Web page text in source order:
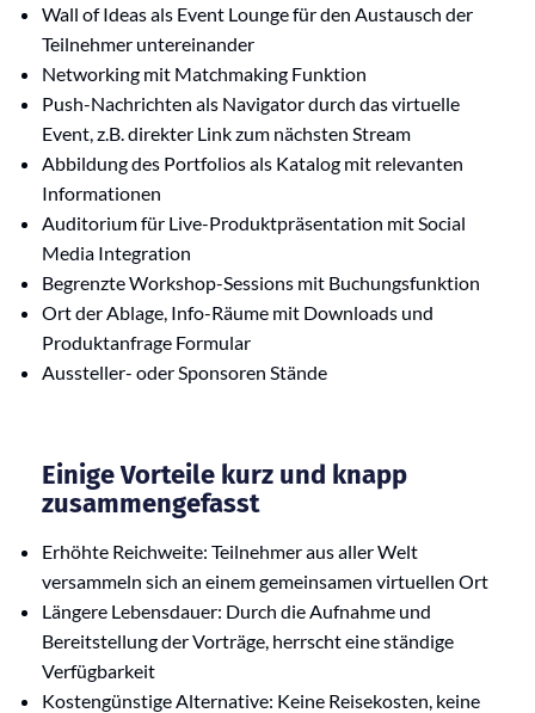
Wall of Ideas als Event Lounge für den Austausch der
Teilnehmer untereinander
Networking mit Matchmaking Funktion
Push-Nachrichten als Navigator durch das virtuelle
Event, z.B. direkter Link zum nächsten Stream
Abbildung des Portfolios als Katalog mit relevanten
Informationen
Auditorium für Live-Produktpräsentation mit Social
Media Integration
Begrenzte Workshop-Sessions mit Buchungsfunktion
Ort der Ablage, Info-Räume mit Downloads und
Produktanfrage Formular
Aussteller- oder Sponsoren Stände
Einige Vorteile kurz und knapp
zusammengefasst
Erhöhte Reichweite: Teilnehmer aus aller Welt
versammeln sich an einem gemeinsamen virtuellen Ort
Längere Lebensdauer: Durch die Aufnahme und
Bereitstellung der Vorträge, herrscht eine ständige
Verfügbarkeit
Kostengünstige Alternative: Keine Reisekosten, keine